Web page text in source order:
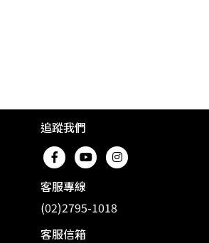
追蹤我們
客服專線
(02)2795-1018
客服信箱